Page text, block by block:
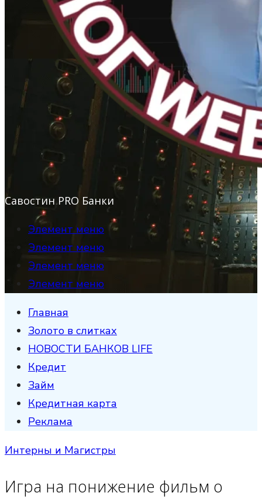
Савостин PRO Банки
Элемент меню
Элемент меню
Элемент меню
Элемент меню
Главная
Золото в слитках
НОВОСТИ БАНКОВ LIFE
Кредит
Займ
Кредитная карта
Реклама
Интерны и Магистры
Игра на понижение фильм о